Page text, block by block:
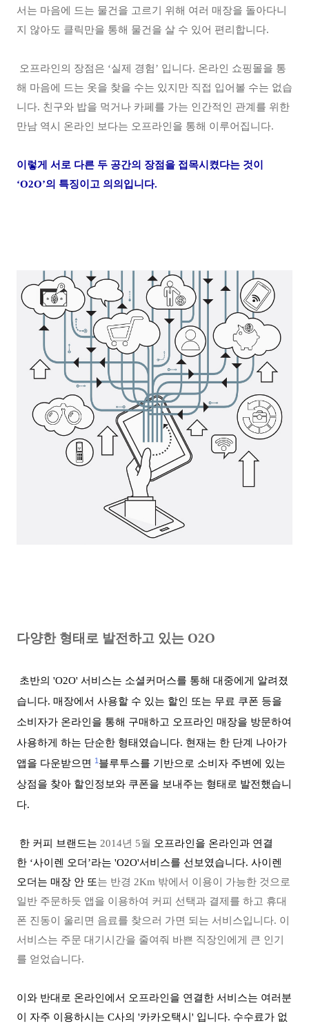
서는 마음에 드는 물건을 고르기 위해 여러 매장을 돌아다니
지 않아도 클릭만을 통해 물건을 살 수 있어 편리합니다.
오프라인의 장점은 ‘실제 경험’ 입니다. 온라인 쇼핑몰을 통
해 마음에 드는 옷을 찾을 수는 있지만 직접 입어볼 수는 없습
니다. 친구와 밥을 먹거나 카페를 가는 인간적인 관계를 위한
만남 역시 온라인 보다는 오프라인을 통해 이루어집니다.
이렇게 서로 다른 두 공간의 장점을 접목시켰다는 것이
‘O2O’의 특징이고 의의입니다.
다양한 형태로 발전하고 있는 O2O
초반의 'O2O' 서비스는 소셜커머스를 통해 대중에게 알려졌
습니다. 매장에서 사용할 수 있는 할인 또는 무료 쿠폰 등을
소비자가 온라인을 통해 구매하고 오프라인 매장을 방문하여
사용하게 하는 단순한 형태였습니다. 현재는 한 단계 나아가
앱을 다운받으면 1 블루투스를 기반으로 소비자 주변에 있는
상점을 찾아 할인정보와 쿠폰을 보내주는 형태로 발전했습니
다.
한 커피 브랜드는 2014년 5월 오프라인을 온라인과 연결
한 ‘사이렌 오더 ’라는 'O2O'서비스를 선보였습니다. 사이렌
오더는 매장 안 또는 반경 2Km 밖에서 이용이 가능한 것으로
일반 주문하듯 앱을 이용하여 커피 선택과 결제를 하고 휴대
폰 진동이 울리면 음료를 찾으러 가면 되는 서비스입니다. 이
서비스는 주문 대기시간을 줄여줘 바쁜 직장인에게 큰 인기
를 얻었습니다.
이와 반대로 온라인에서 오프라인을 연결한 서비스는 여러분
이 자주 이용하시는 C사의 '카카오택시' 입니다. 수수료가 없